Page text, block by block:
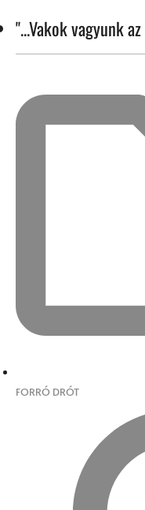
"...Vakok vagyunk
FORRÓ DRÓT